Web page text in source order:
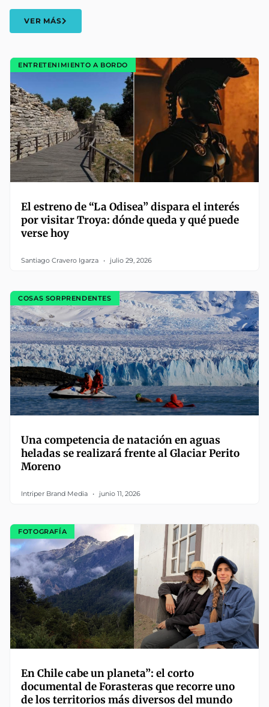
VER MÁS
ENTRETENIMIENTO A BORDO
El estreno de “La Odisea” dispara el interés
por visitar Troya: dónde queda y qué puede
verse hoy
Santiago Cravero Igarza julio 29, 2026
COSAS SORPRENDENTES
Una competencia de natación en aguas
heladas se realizará frente al Glaciar Perito
Moreno
Intriper Brand Media junio 11, 2026
FOTOGRAFÍA
En Chile cabe un planeta”: el corto
documental de Forasteras que recorre uno
de los territorios más diversos del mundo